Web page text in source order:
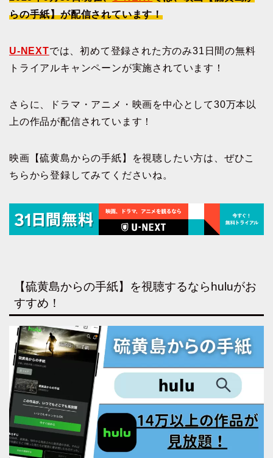
らの手紙】が配信されています！
U-NEXTでは、初めて登録された方のみ31日間の無料
トライアルキャンペーンが実施されています！
さらに、ドラマ・アニメ・映画を中心として30万本以
上の作品が配信されています！
映画【硫黄島からの手紙】を視聴したい方は、ぜひこ
ちらから登録してみてくださいね。
【硫黄島からの手紙】を視聴するならhuluがお
すすめ！